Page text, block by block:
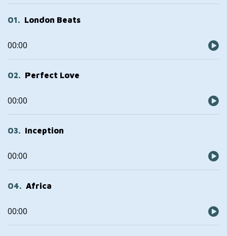
01 London Beats
Player
00:00
02 Perfect Love
Player
00:00
03 Inception
Player
00:00
04 Africa
Player
00:00